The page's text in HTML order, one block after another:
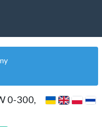
0-300,